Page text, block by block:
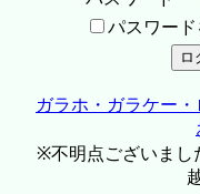
パスワー
ガラホ・ガラケー
※不明点ございまし